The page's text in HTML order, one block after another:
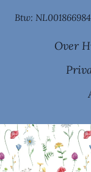
Btw:
Over